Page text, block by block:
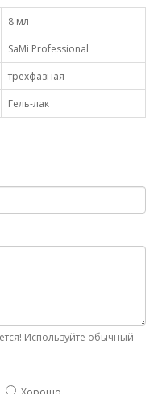
8 мл
SaMi Professional
трехфазная
Гель-лак
Используйте обычный